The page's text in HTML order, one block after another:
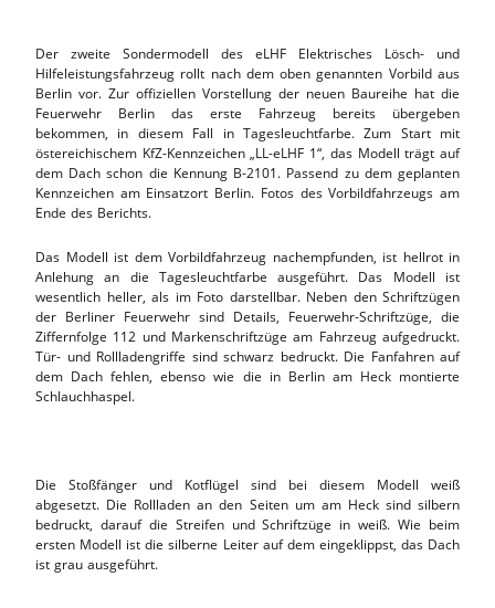
Der zweite Sondermodell des eLHF Elektrisches Lösch- und
Hilfeleistungsfahrzeug rollt nach dem oben genannten Vorbild aus
Berlin vor. Zur offiziellen Vorstellung der neuen Baureihe hat die
Feuerwehr Berlin das erste Fahrzeug bereits übergeben
bekommen, in diesem Fall in Tagesleuchtfarbe. Zum Start mit
östereichischem KfZ-Kennzeichen „LL-eLHF 1“, das Modell trägt auf
dem Dach schon die Kennung B-2101. Passend zu dem geplanten
Kennzeichen am Einsatzort Berlin. Fotos des Vorbildfahrzeugs am
Ende des Berichts.
Das Modell ist dem Vorbildfahrzeug nachempfunden, ist hellrot in
Anlehung an die Tagesleuchtfarbe ausgeführt. Das Modell ist
wesentlich heller, als im Foto darstellbar. Neben den Schriftzügen
der Berliner Feuerwehr sind Details, Feuerwehr-Schriftzüge, die
Ziffernfolge 112 und Markenschriftzüge am Fahrzeug aufgedruckt.
Tür- und Rollladengriffe sind schwarz bedruckt. Die Fanfahren auf
dem Dach fehlen, ebenso wie die in Berlin am Heck montierte
Schlauchhaspel.
Die Stoßfänger und Kotflügel sind bei diesem Modell weiß
abgesetzt. Die Rollladen an den Seiten um am Heck sind silbern
bedruckt, darauf die Streifen und Schriftzüge in weiß. Wie beim
ersten Modell ist die silberne Leiter auf dem eingeklippst, das Dach
ist grau ausgeführt.